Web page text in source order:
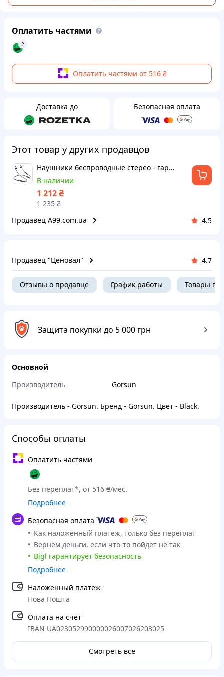
Оплатить частями
2
Оплатить частями от 516 ₴
Доставка до Безопасная оплата
Этот товар у других продавцов
Наушники беспроводные стерео - гарнитура GORSUN GS-E9
В наличии
1 212₴
1 235₴
Продавец A99.com.ua
4.5
Продавец "Ценовал" 4.7
Отзывы о продавце График работы Товары
Защита покупки до 5 000 грн
Основной
Производитель
Gorsun
Производитель - Gorsun. Бренд - Gorsun. Цвет - Black.
Способы оплаты
Оплатить частями
Без переплат*, от 516 ₴/мес.
Подробнее
Безопасная оплата
Как наложенный платеж, только без переплат
Вернем деньги, если что-то пойдет не так
Bigl гарантирует безопасность
Подробнее
Наложенный платеж
Нова Пошта
Оплата на счет
IBAN UA023052990000026007026203025
Смотреть все